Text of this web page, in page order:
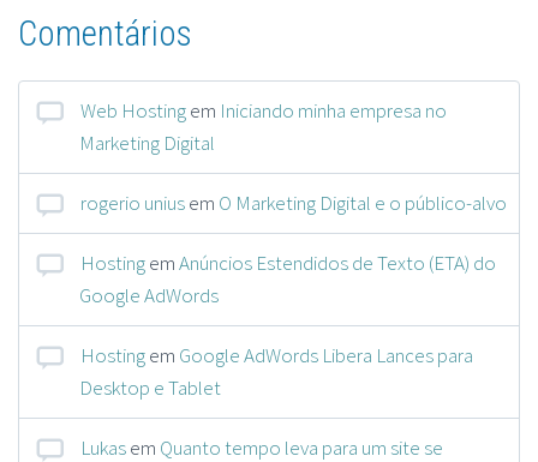
Comentários
Web Hostingem Iniciando minha empresa no
Marketing Digital
rogerio uniusem O Marketing Digital e o público-alvo
HostingemAnúncios Estendidos de Texto (ETA) do
Google AdWords
Hostingem Google AdWords Libera Lances para
Desktop e Tablet
Lukasem Quanto tempo leva para um site se